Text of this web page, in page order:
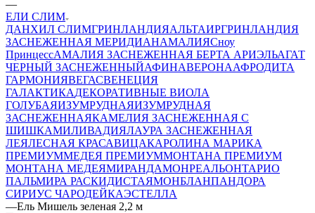
—
ЕЛИ СЛИМ
ДАНХИЛ СЛИМГРИНЛАНДИЯАЛЬТАИРГРИНЛАНДИЯ
ЗАСНЕЖЕННАЯ МЕРИДИАНАМАЛИЯСноу
ПринцессАМАЛИЯ ЗАСНЕЖЕННАЯ БЕРТА АРИЭЛЬАГАТ
ЧЕРНЫЙ ЗАСНЕЖЕННЫЙАФИНАВЕРОНААФРОДИТА
ГАРМОНИЯВЕГАСВЕНЕЦИЯ
ГАЛАКТИКАДЕКОРАТИВНЫЕ ВИОЛА
ГОЛУБАЯИЗУМРУДНАЯИЗУМРУДНАЯ
ЗАСНЕЖЕННАЯКАМЕЛИЯ ЗАСНЕЖЕННАЯ С
ШИШКАМИЛИВАДИЯЛАУРА ЗАСНЕЖЕННАЯ
ЛЕЯЛЕСНАЯ КРАСАВИЦАКАРОЛИНА МАРИКА
ПРЕМИУММЕДЕЯ ПРЕМИУММОНТАНА ПРЕМИУМ
МОНТАНА МЕДЕЯМИРАНДАМОНРЕАЛЬОНТАРИО
ПАЛЬМИРА РАСКИДИСТАЯМОНБЛАНПАНДОРА
СИРИУС ЧАРОДЕЙКАЭСТЕЛЛА
—Ель Мишель зеленая 2,2 м